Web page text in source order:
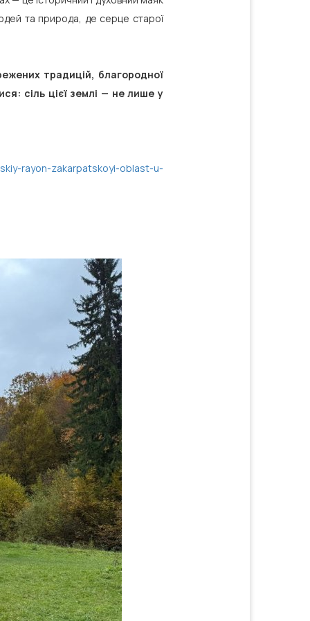
та природа, де серце старої
традицій, благородної
сіль цієї землі — не лише у
rayon-zakarpatskoyi-oblast-u-